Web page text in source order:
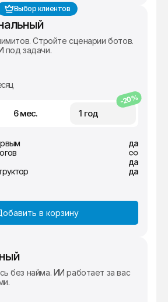
Выбор клиентов
Стройте сценарии ботов.
под задачи.
6 мес. 1 год
-20%
да
да
да
в корзину
без найма. ИИ работает за вас